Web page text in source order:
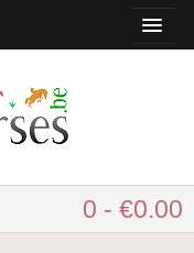
0 - €0.00